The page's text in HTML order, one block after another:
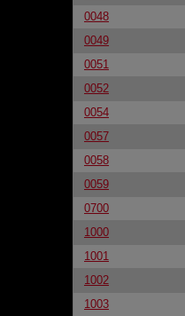
0048
0049
0051
0052
0054
0057
0058
0059
0700
1000
1001
1002
1003